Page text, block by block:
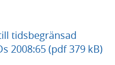
tidsbegränsad
2008:65 (pdf 379 kB)